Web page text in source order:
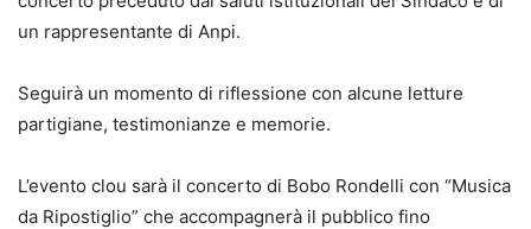
un rappresentante di Anpi.
Seguirà un momento di riflessione con alcune letture
partigiane, testimonianze e memorie.
L’evento clou sarà il concerto di Bobo Rondelli con “Musica
da Ripostiglio” che accompagnerà il pubblico fino